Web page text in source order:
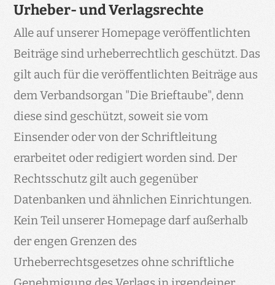
Urheber- und Verlagsrechte
Alle auf unserer Homepage veröffentlichten
Beiträge sind urheberrechtlich geschützt. Das
gilt auch für die veröffentlichten Beiträge aus
dem Verbandsorgan "Die Brieftaube", denn
diese sind geschützt, soweit sie vom
Einsender oder von der Schriftleitung
erarbeitet oder redigiert worden sind. Der
Rechtsschutz gilt auch gegenüber
Datenbanken und ähnlichen Einrichtungen.
Kein Teil unserer Homepage darf außerhalb
der engen Grenzen des
Urheberrechtsgesetzes ohne schriftliche